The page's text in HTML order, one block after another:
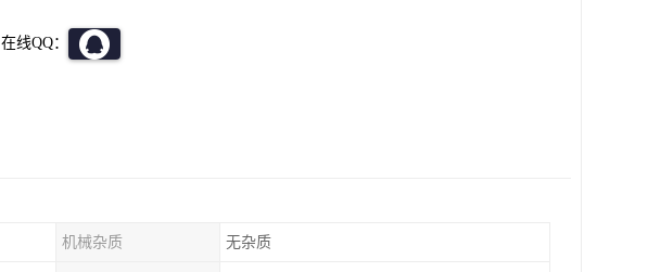
在线QQ：
机械杂质 无杂质